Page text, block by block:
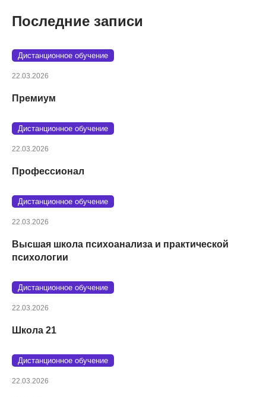
Последние записи
Дистанционное обучение
22.03.2026
Премиум
Дистанционное обучение
22.03.2026
Профессионал
Дистанционное обучение
22.03.2026
Высшая школа психоанализа и практической
психологии
Дистанционное обучение
22.03.2026
Школа 21
Дистанционное обучение
22.03.2026